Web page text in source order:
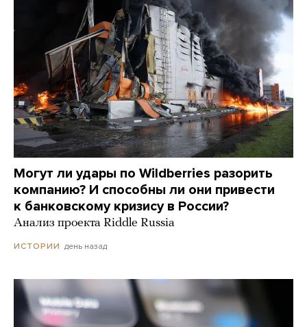
Могут ли удары по Wildberries разорить
компанию? И способны ли они привести
к банковскому кризису в России?
Анализ проекта Riddle Russia
ИСТОРИИ день назад